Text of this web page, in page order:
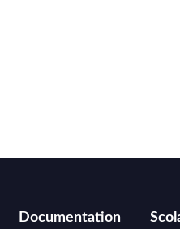
Documentation